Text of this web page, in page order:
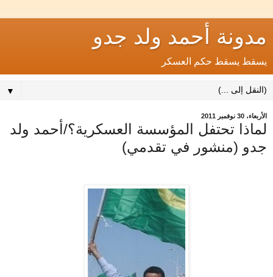
مدونة أحمد ولد جدو
يسقط يسقط حكم العسكر
▼
الأربعاء، 30 نوفمبر 2011
لماذا تحتفل المؤسسة العسكرية؟/أحمد ولد
جدو (منشور في تقدمي)